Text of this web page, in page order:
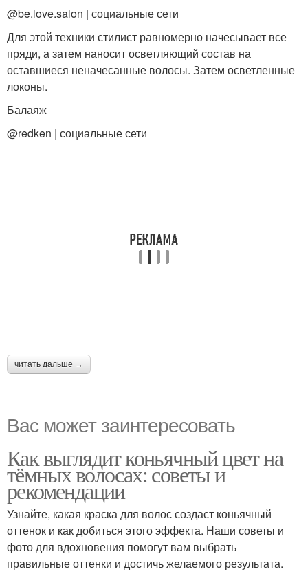
@be.love.salon | социальные сети
Для этой техники стилист равномерно начесывает все
пряди, а затем наносит осветляющий состав на
оставшиеся неначесанные волосы. Затем осветленные
локоны.
Балаяж
@redken | социальные сети
читать дальше →
Вас может заинтересовать
Как выглядит коньячный цвет на
тёмных волосах: советы и
рекомендации
Узнайте, какая краска для волос создаст коньячный
оттенок и как добиться этого эффекта. Наши советы и
фото для вдохновения помогут вам выбрать
правильные оттенки и достичь желаемого результата.